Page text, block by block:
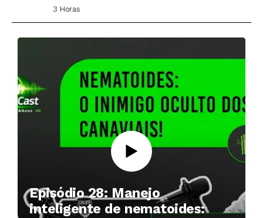
3 Horas ⁮
Episódio 28: Manejo
inteligente de nematoides: